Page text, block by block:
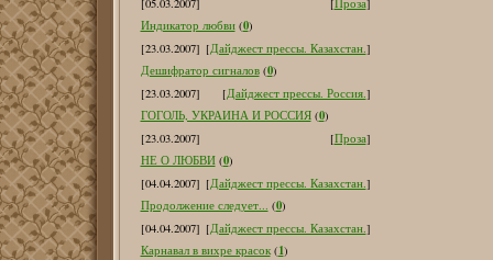
[05.03.2007]
[Проза]
Индикатор любви (0)
[23.03.2007] [Дайджест прессы. Казахстан.]
Дешифратор сигналов (0)
[23.03.2007]
[Дайджест прессы. Россия.]
ГОГОЛЬ, УКРАИНА И РОССИЯ (0)
[23.03.2007]
[Проза]
НЕ О ЛЮБВИ (0)
[04.04.2007] [Дайджест прессы. Казахстан.]
Продолжение следует... (0)
[04.04.2007] [Дайджест прессы. Казахстан.]
Карнавал в вихре красок (1)